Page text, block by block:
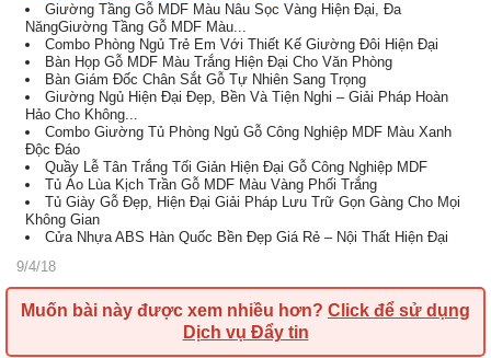
Giường Tầng Gỗ MDF Màu Nâu Sọc Vàng Hiện Đại, Đa
NăngGiường Tầng Gỗ MDF Màu...
Combo Phòng Ngủ Trẻ Em Với Thiết Kế Giường Đôi Hiện Đại
Bàn Họp Gỗ MDF Màu Trắng Hiện Đại Cho Văn Phòng
Bàn Giám Đốc Chân Sắt Gỗ Tự Nhiên Sang Trọng
Giường Ngủ Hiện Đại Đẹp, Bền Và Tiện Nghi – Giải Pháp Hoàn
Hảo Cho Không...
Combo Giường Tủ Phòng Ngủ Gỗ Công Nghiệp MDF Màu Xanh
Độc Đáo
Quầy Lễ Tân Trắng Tối Giản Hiện Đại Gỗ Công Nghiệp MDF
Tủ Áo Lùa Kịch Trần Gỗ MDF Màu Vàng Phối Trắng
Tủ Giày Gỗ Đẹp, Hiện Đại Giải Pháp Lưu Trữ Gọn Gàng Cho Mọi
Không Gian
Cửa Nhựa ABS Hàn Quốc Bền Đẹp Giá Rẻ – Nội Thất Hiện Đại
9/4/18
Muốn bài này được xem nhiều hơn? Click để sử dụng
Dịch vụ Đẩy tin